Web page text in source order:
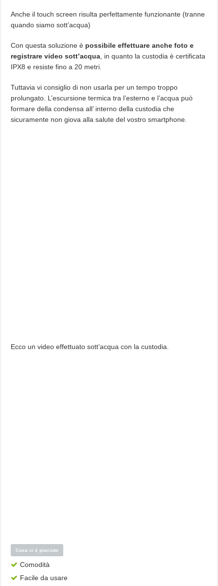
Anche il touch screen risulta perfettamente funzionante (tranne
quando siamo sott’acqua)
Con questa soluzione è possibile effettuare anche foto e
registrare video sott’acqua , in quanto la custodia è certificata
IPX8 e resiste fino a 20 metri.
Tuttavia vi consiglio di non usarla per un tempo troppo
prolungato. L’escursione termica tra l’esterno e l’acqua può
formare della condensa all’ interno della custodia che
sicuramente non giova alla salute del vostro smartphone.
Ecco un video effettuato sott’acqua con la custodia.
Cosa ci è piaciuto
Comodità
Facile da usare